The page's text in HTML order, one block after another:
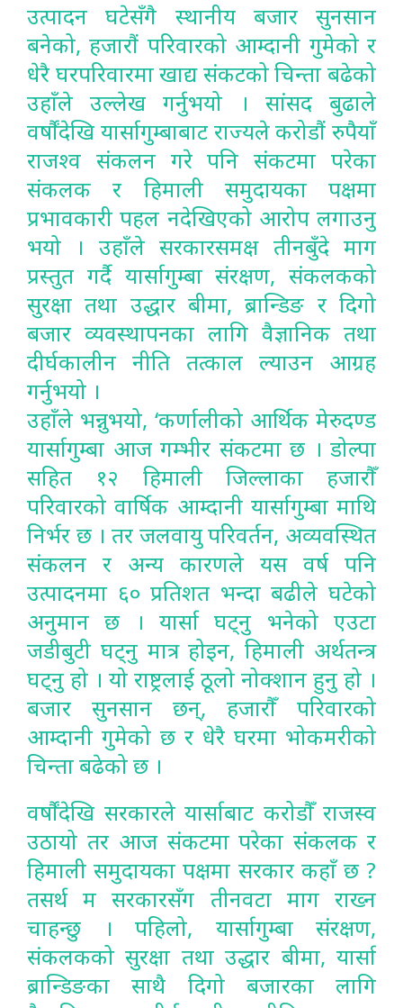
उत्पादन घटेसँगै स्थानीय बजार सुनसान
बनेको, हजारौं परिवारको आम्दानी गुमेको र
धेरै घरपरिवारमा खाद्य संकटको चिन्ता बढेको
उहाँले उल्लेख गर्नुभयो । सांसद बुढाले
वर्षौंदेखि यार्सागुम्बाबाट राज्यले करोडौं रुपैयाँ
राजश्व संकलन गरे पनि संकटमा परेका
संकलक र हिमाली समुदायका पक्षमा
प्रभावकारी पहल नदेखिएको आरोप लगाउनु
भयो । उहाँले सरकारसमक्ष तीनबुँदे माग
प्रस्तुत गर्दै यार्सागुम्बा संरक्षण, संकलकको
सुरक्षा तथा उद्धार बीमा, ब्रान्डिङ र दिगो
बजार व्यवस्थापनका लागि वैज्ञानिक तथा
दीर्घकालीन नीति तत्काल ल्याउन आग्रह
गर्नुभयो ।
उहाँले भन्नुभयो, ‘कर्णालीको आर्थिक मेरुदण्ड
यार्सागुम्बा आज गम्भीर संकटमा छ । डोल्पा
सहित १२ हिमाली जिल्लाका हजारौँ
परिवारको वार्षिक आम्दानी यार्सागुम्बा माथि
निर्भर छ । तर जलवायु परिवर्तन, अव्यवस्थित
संकलन र अन्य कारणले यस वर्ष पनि
उत्पादनमा ६० प्रतिशत भन्दा बढीले घटेको
अनुमान छ । यार्सा घट्नु भनेको एउटा
जडीबुटी घट्नु मात्र होइन, हिमाली अर्थतन्त्र
घट्नु हो । यो राष्ट्रलाई ठूलो नोक्शान हुनु हो ।
बजार सुनसान छन्, हजारौँ परिवारको
आम्दानी गुमेको छ र धेरै घरमा भोकमरीको
चिन्ता बढेको छ ।
वर्षौंदेखि सरकारले यार्साबाट करोडौँ राजस्व
उठायो तर आज संकटमा परेका संकलक र
हिमाली समुदायका पक्षमा सरकार कहाँ छ ?
तसर्थ म सरकारसँग तीनवटा माग राख्न
चाहन्छु । पहिलो, यार्सागुम्बा संरक्षण,
संकलकको सुरक्षा तथा उद्धार बीमा, यार्सा
ब्रान्डिङका साथै दिगो बजारका लागि